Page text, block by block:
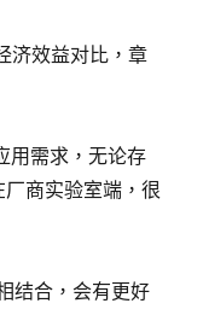
济效益对比，章
用需求，无论存
商实验室端，很
结合，会有更好